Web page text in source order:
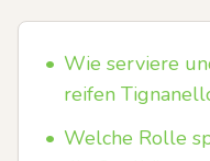
• Wie serviere
reifen
• Welche Rolle